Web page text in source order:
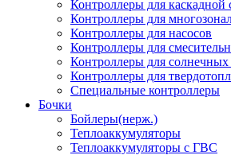
Контроллеры для каскадной
Контроллеры для
Контроллеры для насосов
Контроллеры для
Контроллеры для солнечных
Контроллеры для
Специальные контроллеры
Бочки
Бойлеры(нерж.)
Теплоаккумуляторы
Теплоаккумуляторы с ГВС